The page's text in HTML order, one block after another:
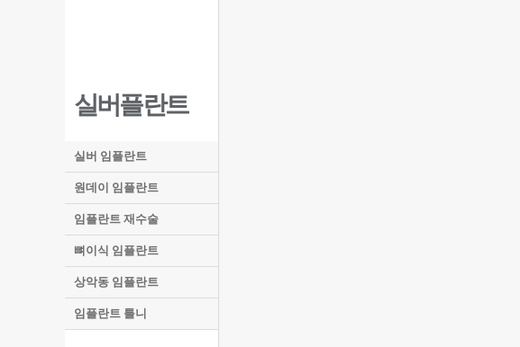
실버플란트
실버 임플란트
원데이 임플란트
임플란트 재수술
뼈이식 임플란트
상악동 임플란트
임플란트 틀니